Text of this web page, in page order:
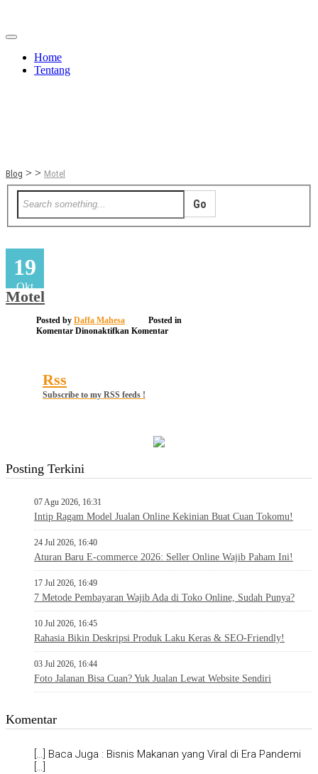
Home
Tentang
Blog > > Motel
19
Okt
Motel
Posted by Daffa Mahesa
Posted in
Komentar Dinonaktifkan pada
Komentar
Rss
Subscribe to my RSS feeds !
Posting Terkini
07 Agu 2026, 16:31
Intip Ragam Model Jualan Online Kekinian Buat Cuan Tokomu!
24 Jul 2026, 16:40
Aturan Baru E-commerce 2026: Seller Online Wajib Paham Ini!
17 Jul 2026, 16:49
7 Metode Pembayaran Wajib Ada di Toko Online, Sudah Punya?
10 Jul 2026, 16:45
Rahasia Bikin Deskripsi Produk Laku Keras & SEO-Friendly!
03 Jul 2026, 16:44
Foto Jalanan Bisa Cuan? Yuk Jualan Lewat Website Sendiri
Komentar
[…] Baca Juga : Bisnis Makanan yang Viral di Era Pandemi